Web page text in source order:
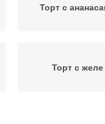
Торт с
Торт с желе